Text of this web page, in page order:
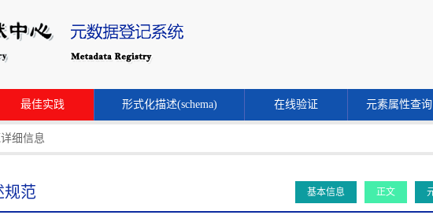
最佳实践 形式化描述(schema) 在线验证 元素属性查询
细信息
规范 基本信息 正文